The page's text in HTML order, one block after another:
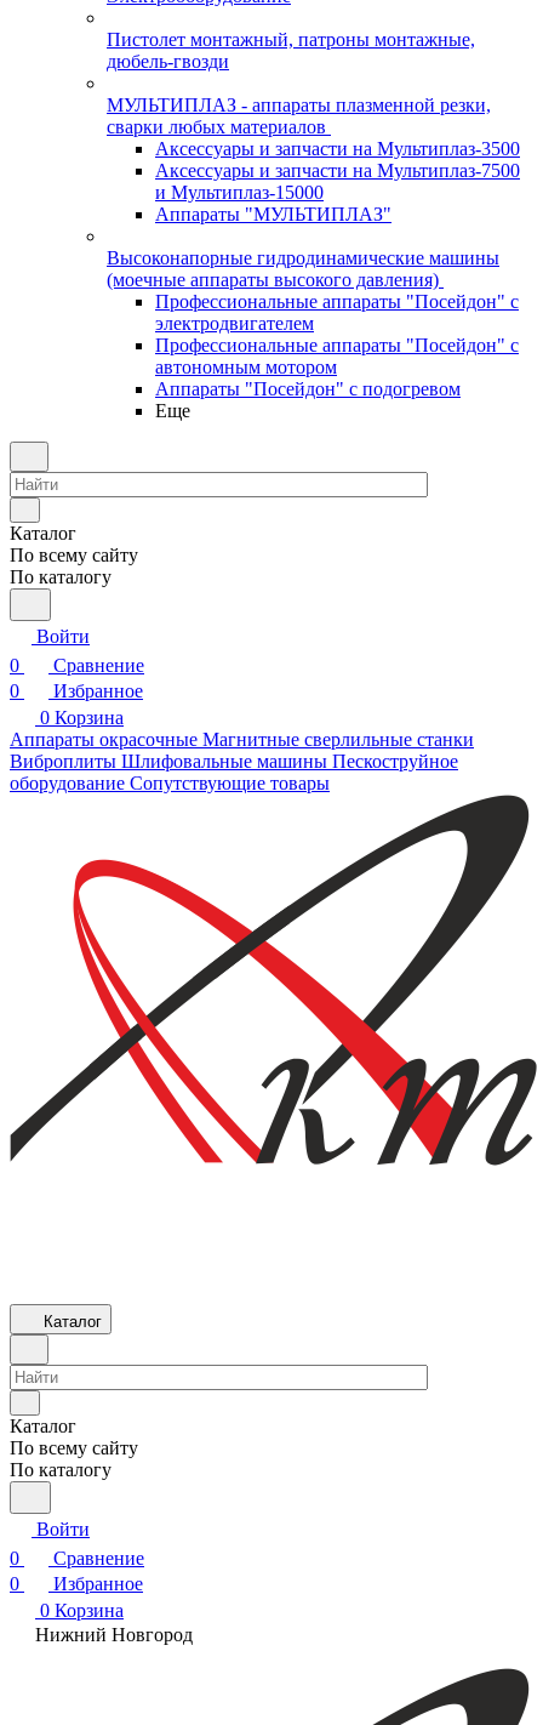
Пистолет монтажный, патроны монтажные,
дюбель-гвозди
МУЛЬТИПЛАЗ - аппараты плазменной резки,
сварки любых материалов
Аксессуары и запчасти на Мультиплаз-3500
Аксессуары и запчасти на Мультиплаз-7500
и Мультиплаз-15000
Аппараты "МУЛЬТИПЛАЗ"
Высоконапорные гидродинамические машины
(моечные аппараты высокого давления)
Профессиональные аппараты "Посейдон" с
электродвигателем
Профессиональные аппараты "Посейдон" с
автономным мотором
Аппараты "Посейдон" с подогревом
Еще
Каталог
По всему сайту
По каталогу
Войти
0
Сравнение
0
Избранное
0 Корзина
Аппараты окрасочные Магнитные сверлильные станки
Виброплиты Шлифовальные машины Пескоструйное
оборудование Сопутствующие товары
Каталог
Каталог
По всему сайту
По каталогу
Войти
0
Сравнение
0
Избранное
0 Корзина
Нижний Новгород